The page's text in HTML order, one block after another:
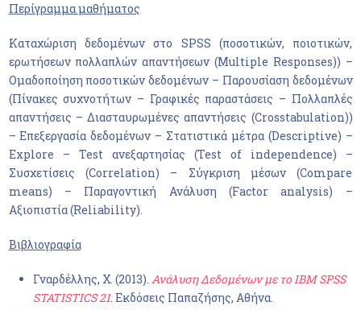
Περίγραμμα μαθήματος
Καταχώριση δεδομένων στο SPSS (ποσοτικών, ποιοτικών,
ερωτήσεων πολλαπλών απαντήσεων (Multiple Responses)) –
Ομαδοποίηση ποσοτικών δεδομένων – Παρουσίαση δεδομένων
(Πίνακες συχνοτήτων – Γραφικές παραστάσεις – Πολλαπλές
απαντήσεις – Διασταυρωμένες απαντήσεις (Crosstabulation))
– Επεξεργασία δεδομένων – Στατιστικά μέτρα (Descriptive) –
Explore – Test ανεξαρτησίας (Test of independence) –
Συσχετίσεις (Correlation) – Σύγκριση μέσων (Compare
means) – Παραγοντική Ανάλυση (Factor analysis) –
Αξιοπιστία (Reliability).
Βιβλιογραφία
Γναρδέλλης, Χ. (2013). Ανάλυση Δεδομένων με τοIBM SPSS
STATISTICS21. Εκδόσεις Παπαζήσης, Αθήνα.